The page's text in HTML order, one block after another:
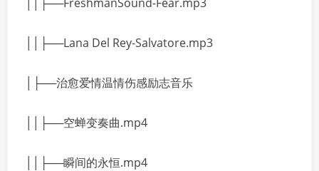
││├──Lana Del Rey-Salvatore.mp3
│├──治愈爱情温情伤感励志音乐
││├──空蝉变奏曲.mp4
││├──瞬间的永恒.mp4